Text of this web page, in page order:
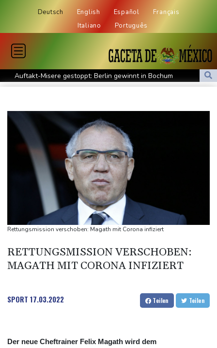
Deutsch English Español
Français
Italiano
Português
Auftakt-Misere gestoppt: Berlin gewinnt in Bochum
Trump macht erneut Druck auf Zentralbank-Vorständin Cook
Eurojackpot geknackt: Mehr als 32 Millionen Euro gehen nach
Nordrhein-Westfalen
Menschenrechtsgruppen: Mehr als 140 Tote bei Migrationskrise
in Ceuta
Mindestens zehn Tote bei Angriffen der pro-iranischen Huthis im
US-Senat stimmt für verschärfte Sanktionen gegen Russland
US-Gericht setzt Bau von Trumps Ballsaal aus - Präsident
kündigt Berufung an
unterbrochen
Selenskyj erstmals seit Beginn von Ukraine-Krieg nach Serbien
Rettungsmission verschoben: Magath mit Corona infiziert
RETTUNGSMISSION VERSCHOBEN:
MAGATH MIT CORONA INFIZIERT
SPORT 17.03.2022 Teilen Teilen
Der neue Cheftrainer Felix Magath wird dem